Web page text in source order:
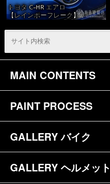
トヨタ C-HR エアロ
【レインボーフレーク】
MAIN CONTENTS
トップページ
お問合せ
PAINT PROCESS
バイク（180）
ヘルメット（84）
GALLERY バイク
バイク一覧（184）
GALLERY ヘルメット